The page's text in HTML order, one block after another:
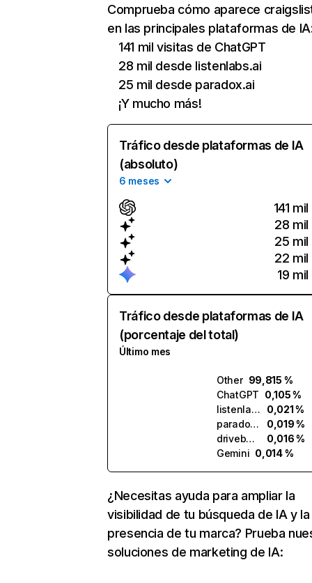
Comprueba cómo aparece
en las principales plataformas de
141 mil visitas de ChatGPT
28 mil desde listenlabs.ai
25 mil desde paradox.ai
¡Y mucho más!
Tráfico desde plataformas de IA
(absoluto)
6 meses
141 mil
28 mil
25 mil
22 mil
19 mil
Tráfico desde plataformas de IA
(porcentaje del total)
Último mes
Other 99,815 %
ChatGPT 0,105 %
listenlabs.ai
0,021 %
paradox.ai
0,019 %
drivebuy.ai
0,016 %
Gemini 0,014 %
¿Necesitas ayuda para ampliar la
visibilidad de tu búsqueda de IA y la
presencia de tu marca? Prueba
soluciones de marketing de IA: